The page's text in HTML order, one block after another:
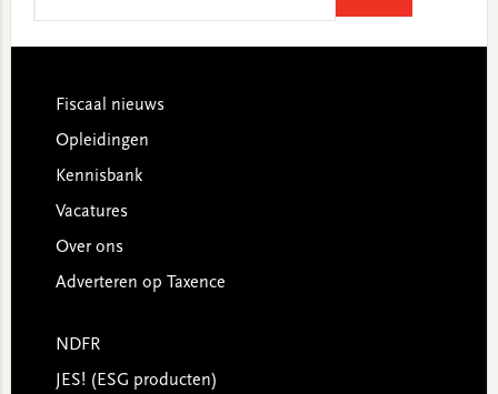
Footer
Fiscaal nieuws
Opleidingen
Kennisbank
Vacatures
Over ons
Adverteren op Taxence
NDFR
JES! (ESG producten)